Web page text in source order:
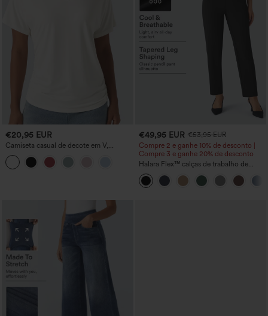
€20,95 EUR
Camiseta casual de decote em V,
mangas curtas, franzida e lisa
€49,95 EUR €53,95 EUR
Compre 2 e ganhe 10% de desconto |
Compre 3 e ganhe 20% de desconto
Halara Flex™ calças de trabalho de
cintura alta, lisas, com bolsos e corte
afunilado